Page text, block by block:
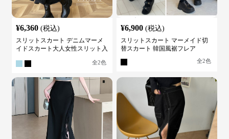
¥6,360 (税込)
スリットスカート デニムマーメ
イドスカート大人女性スリット入
全2色
¥6,900 (税込)
スリットスカート マーメイド切
替スカート 韓国風裾フレア
全2色